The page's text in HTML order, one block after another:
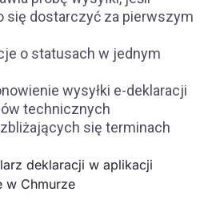
się dostarczyć za pierwszym
o statusach w jednym
wysyłki e-deklaracji
technicznych
się terminach